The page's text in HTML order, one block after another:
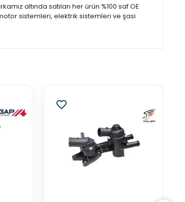
altında satılan her ürün %100 saf OE
sistemleri, elektrik sistemleri ve şasi